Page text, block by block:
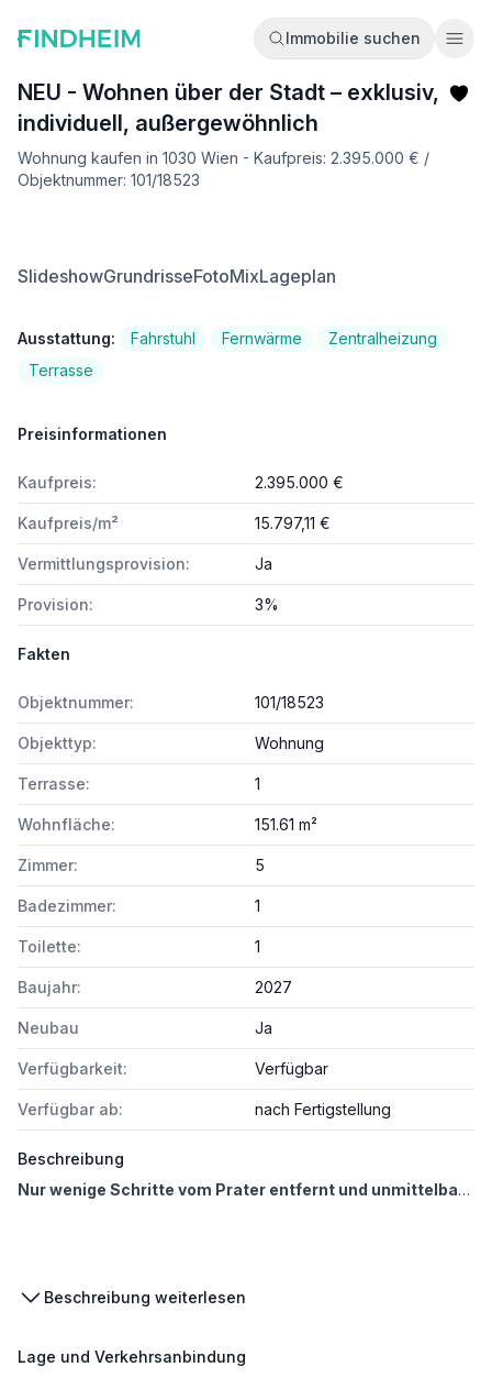
Immobilie suchen
NEU - Wohnen über der Stadt – exklusiv,
individuell, außergewöhnlich
Wohnung kaufen in 1030 Wien - Kaufpreis: 2.395.000 € /
Objektnummer: 101/18523
SlideshowGrundrisseFotoMixLageplan
Ausstattung: Fahrstuhl Fernwärme
Zentralheizung
Terrasse
Preisinformationen
Kaufpreis: 2.395.000 €
Kaufpreis/m² 15.797,11 €
Vermittlungsprovision: Ja
Provision: 3%
Fakten
Objektnummer: 101/18523
Objekttyp: Wohnung
Terrasse: 1
Wohnfläche: 151.61 m²
Zimmer: 5
Badezimmer: 1
Toilette: 1
Baujahr: 2027
Neubau Ja
Verfügbarkeit: Verfügbar
Verfügbar ab: nach Fertigstellung
Beschreibung
Nur wenige Schritte vom Prater entfernt und unmittelbar am Donaukanal entsteht ein außergewöhnliches Wohnensemble, das urbanes Lebensgefühl mit hohem individuellem Gestaltungsspielraum verbindet.
Beschreibung weiterlesen
Lage und Verkehrsanbindung